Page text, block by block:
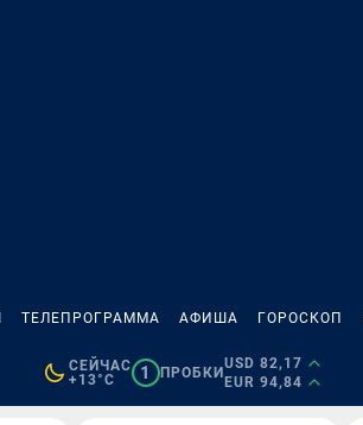
ТЕЛЕПРОГРАММА АФИША ГОРОСКОП
СЕЙЧАС
+13°C
1 ПРОБКИ
USD 82,17
EUR 94,84